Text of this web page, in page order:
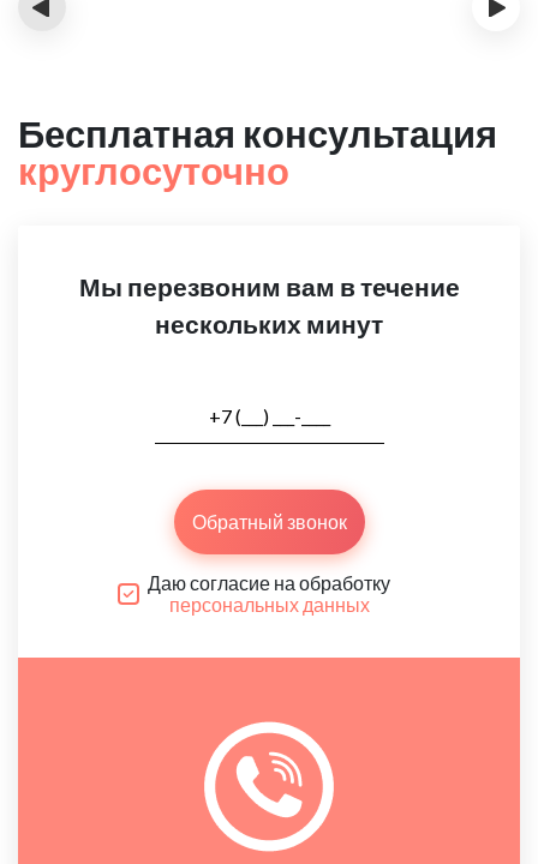
‹ ›
Бесплатная консультация
круглосуточно
Мы перезвоним вам в течение
нескольких минут
Обратный звонок
Даю согласие на обработку
персональных данных